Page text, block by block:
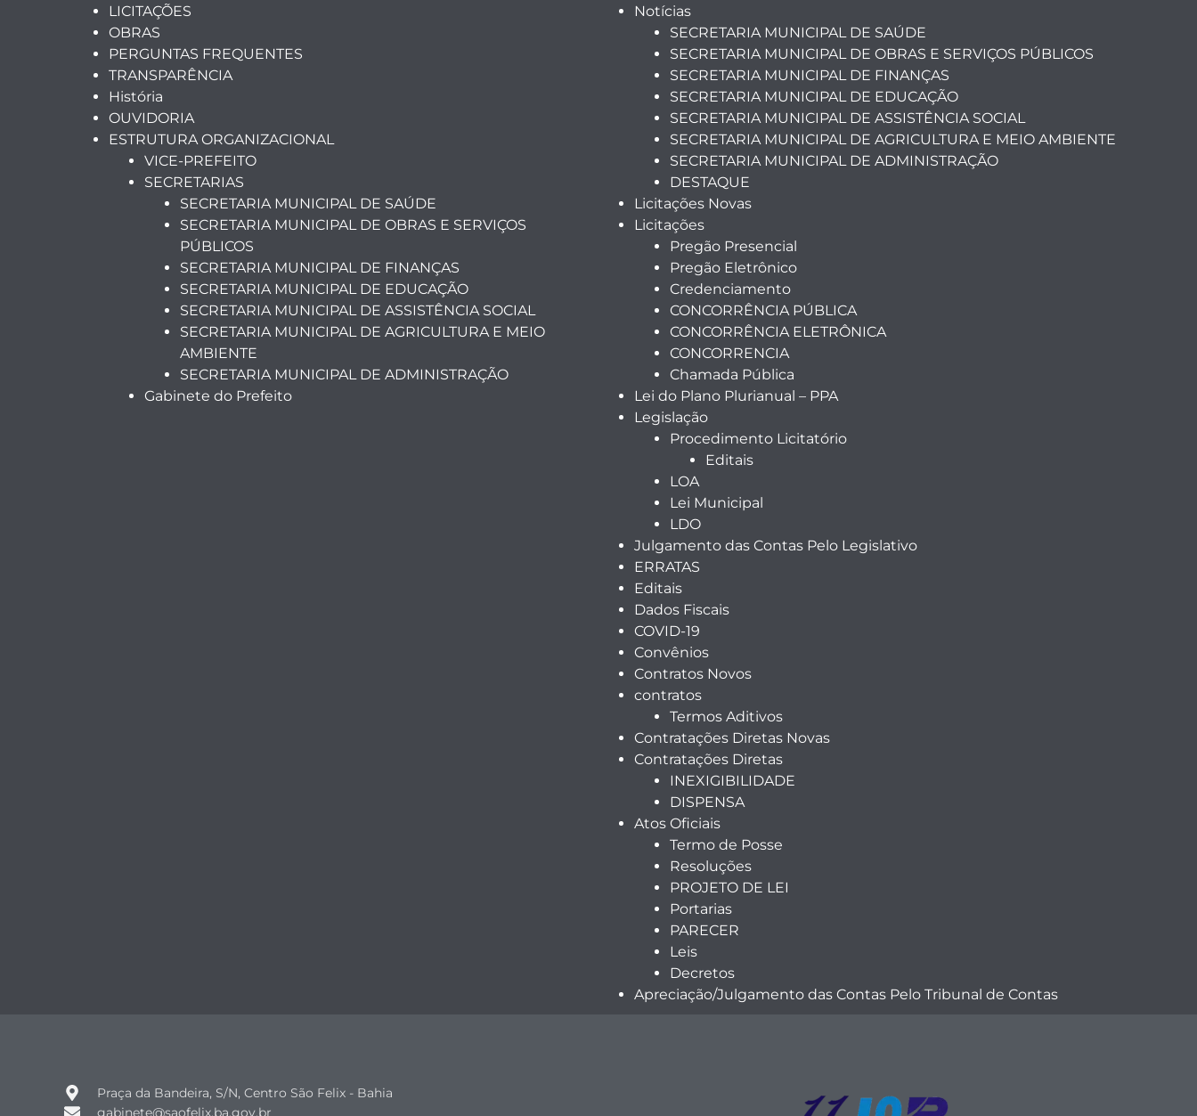
LICITAÇÕES
OBRAS
PERGUNTAS FREQUENTES
TRANSPARÊNCIA
História
OUVIDORIA
ESTRUTURA ORGANIZACIONAL
VICE-PREFEITO
SECRETARIAS
SECRETARIA MUNICIPAL DE SAÚDE
SECRETARIA MUNICIPAL DE OBRAS E SERVIÇOS
PÚBLICOS
SECRETARIA MUNICIPAL DE FINANÇAS
SECRETARIA MUNICIPAL DE EDUCAÇÃO
SECRETARIA MUNICIPAL DE ASSISTÊNCIA SOCIAL
SECRETARIA MUNICIPAL DE AGRICULTURA E MEIO
AMBIENTE
SECRETARIA MUNICIPAL DE ADMINISTRAÇÃO
Gabinete do Prefeito
Notícias
SECRETARIA MUNICIPAL DE SAÚDE
SECRETARIA MUNICIPAL DE OBRAS E SERVIÇOS PÚBLICOS
SECRETARIA MUNICIPAL DE FINANÇAS
SECRETARIA MUNICIPAL DE EDUCAÇÃO
SECRETARIA MUNICIPAL DE ASSISTÊNCIA SOCIAL
SECRETARIA MUNICIPAL DE AGRICULTURA E MEIO AMBIENTE
SECRETARIA MUNICIPAL DE ADMINISTRAÇÃO
DESTAQUE
Licitações Novas
Licitações
Pregão Presencial
Pregão Eletrônico
Credenciamento
CONCORRÊNCIA PÚBLICA
CONCORRÊNCIA ELETRÔNICA
CONCORRENCIA
Chamada Pública
Lei do Plano Plurianual – PPA
Legislação
Procedimento Licitatório
Editais
LOA
Lei Municipal
LDO
Julgamento das Contas Pelo Legislativo
ERRATAS
Editais
Dados Fiscais
COVID-19
Convênios
Contratos Novos
contratos
Termos Aditivos
Contratações Diretas Novas
Contratações Diretas
INEXIGIBILIDADE
DISPENSA
Atos Oficiais
Termo de Posse
Resoluções
PROJETO DE LEI
Portarias
PARECER
Leis
Decretos
Apreciação/Julgamento das Contas Pelo Tribunal de Contas
Praça da Bandeira, S/N, Centro São Felix - Bahia
gabinete@saofelix.ba.gov.br